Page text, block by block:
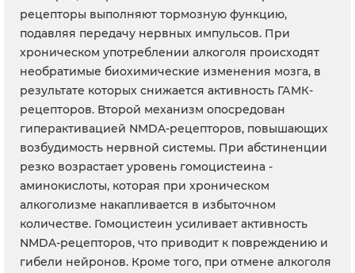
рецепторы выполняют тормозную функцию,
подавляя передачу нервных импульсов. При
хроническом употреблении алкоголя происходят
необратимые биохимические изменения мозга, в
результате которых снижается активность ГАМК-
рецепторов. Второй механизм опосредован
гиперактивацией NMDA-рецепторов, повышающих
возбудимость нервной системы. При абстиненции
резко возрастает уровень гомоцистеина -
аминокислоты, которая при хроническом
алкоголизме накапливается в избыточном
количестве. Гомоцистеин усиливает активность
NMDA-рецепторов, что приводит к повреждению и
гибели нейронов. Кроме того, при отмене алкоголя